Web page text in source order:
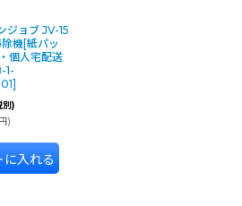
ジョブ JV-15
機[紙パッ
個人宅配送
1-
]
別)
)
に入れる